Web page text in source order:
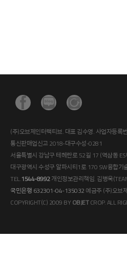
(주)오브제인터랙티브. 대표 김수영. 사업자등
통신판매업신고 2018-대구수성-0281
서울특별시 강남구 테헤란로 52길 17 (역삼동
대구광역시 수성구 알파시티1로 170 SW융합기
TEL.1544-8992개인정보관리책임. 김병욱
국민은행 632301-04-135032 예금주 (주)오브
COPYRIGHT(C) 2009 BYOBJETCROP. ALL